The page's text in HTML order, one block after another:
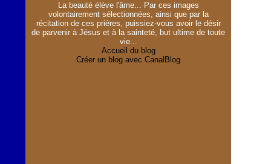
La beauté élève l'âme... Par ces images
volontairement sélectionnées, ainsi que par la
récitation de ces prières, puissiez-vous avoir le désir
de parvenir à Jésus et à la sainteté, but ultime de toute
vie...
Accueil du blog
Créer un blog avec CanalBlog